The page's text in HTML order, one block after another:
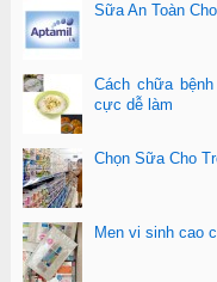
Sữa An Toàn
Cách chữa
cực dễ làm
Chọn Sữa Cho
Men vi sinh cao